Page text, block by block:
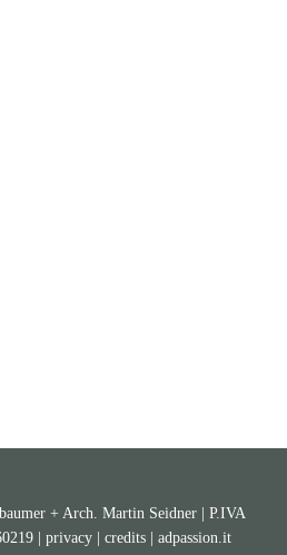
+ Arch. Martin Seidner | P.IVA
| privacy credits adpassion.it